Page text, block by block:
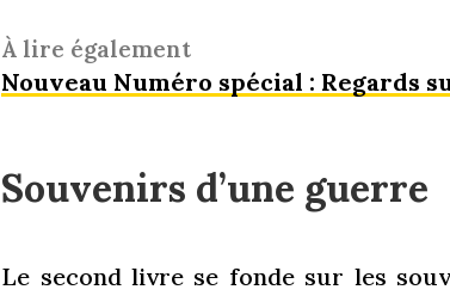
À lire également
Nouveau Numéro spécial : Regards
Souvenirs d’une guerre
Le second livre se fonde sur les